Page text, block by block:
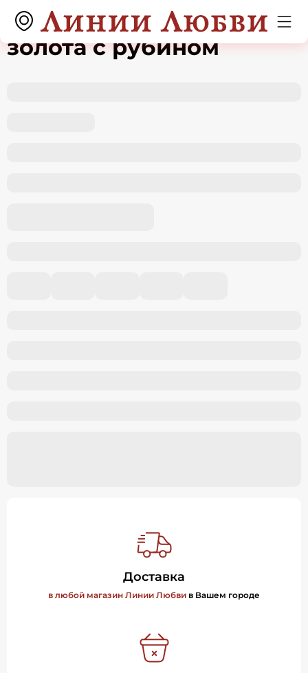
Кольцо из красного
золота с рубином
Доставка
в любой магазин Линии Любви в Вашем городе